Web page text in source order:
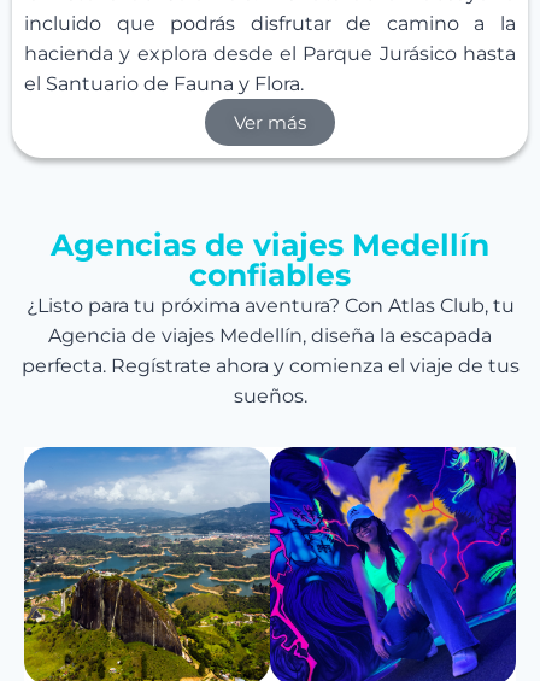
incluido que podrás disfrutar de camino a la
hacienda y explora desde el Parque Jurásico hasta
el Santuario de Fauna y Flora.
Ver más
Agencias de viajes Medellín
confiables
¿Listo para tu próxima aventura? Con Atlas Club, tu
Agencia de viajes Medellín, diseña la escapada
perfecta. Regístrate ahora y comienza el viaje de tus
sueños.